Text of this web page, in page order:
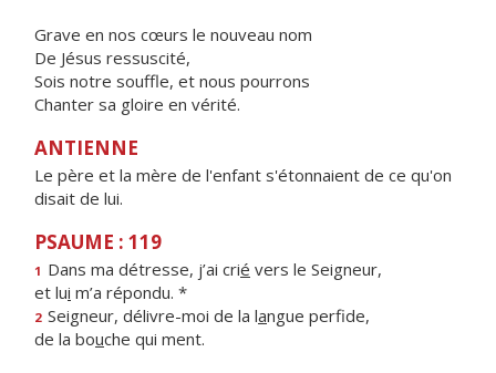
Grave en nos cœurs le nouveau nom
De Jésus ressuscité,
Sois notre souffle, et nous pourrons
Chanter sa gloire en vérité.
ANTIENNE
Le père et la mère de l'enfant s'étonnaient de ce qu'on
disait de lui.
PSAUME : 119
1 Dans ma détresse, j’ai crié vers le Seigneur,
et lui m’a répondu. *
2 Seigneur, délivre-moi de la langue perfide,
de la bouche qui ment.